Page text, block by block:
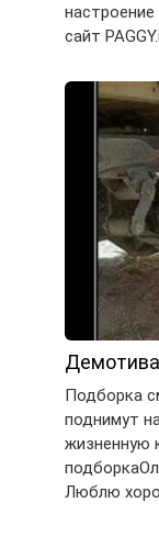
сайт
Подборка
поднимут
жизненную
Люблю